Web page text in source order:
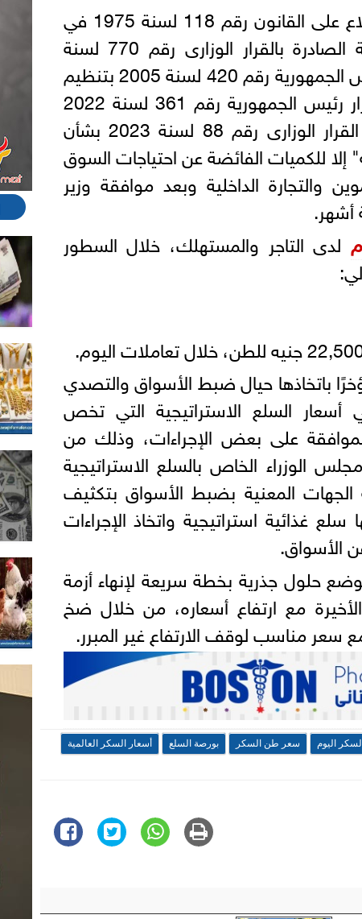
وأوضحت أن القرار جاء بعد الاطلاع على القانون رقم 118 لسنة 1975 في
شأن الاستيراد ولائحته التنفيذية الصادرة بالقرار الوزارى رقم 770 لسنة
2005 وتعديلاتها؛ وعلى قرار رئيس الجمهورية رقم 420 لسنة 2005 بتنظيم
وزارة التجارة والصناعة؛ وعلى قرار رئيس الجمهورية رقم 361 لسنة 2022
بتعديل تشكيل الحكومة؛ وعلى القرار الوزارى رقم 88 لسنة 2023 بشأن
للكميات الفائضة عن احتياجات السوق
والتجارة الداخلية وبعد موافقة وزير
أشهر.
لدى التاجر والمستهلك، خلال السطور
باتخاذها حيال ضبط الأسواق والتصدي
أسعار السلع الاستراتيجية التي تخص
على بعض الإجراءات، وذلك من
الوزراء الخاص بالسلع الاستراتيجية
المعنية بضبط الأسواق بتكثيف
غذائية استراتيجية واتخاذ الإجراءات
الأسواق.
حلول جذرية بخطة سريعة لإنهاء أزمة
مع ارتفاع أسعاره، من خلال ضخ
مناسب لوقف الارتفاع غير المبرر.
اليوم سعر طن السكر بورصة السلع
أسعار السكر العالمية